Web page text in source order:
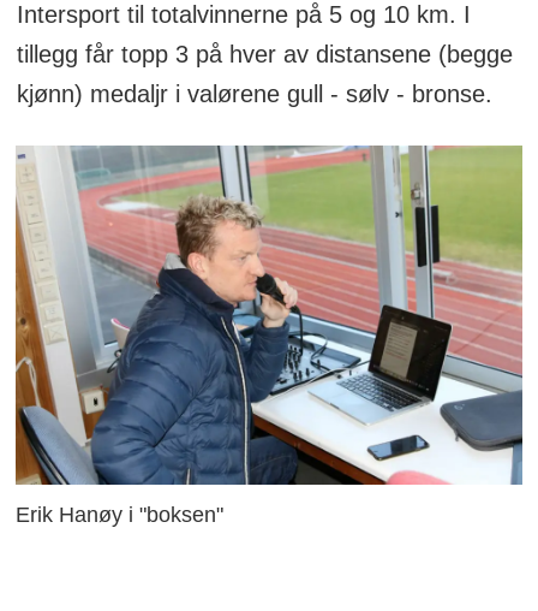
Intersport til totalvinnerne på 5 og 10 km. I
tillegg får topp 3 på hver av distansene (begge
kjønn) medaljr i valørene gull - sølv - bronse.
Erik Hanøy i "boksen"